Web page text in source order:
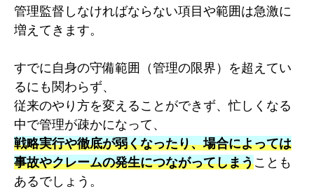
管理監督しなければならない項目や範囲は急激に
増えてきます。
すでに自身の守備範囲（管理の限界）を超えてい
るにも関わらず、
従来のやり方を変えることができず、忙しくなる
中で管理が疎かになって、
戦略実行や徹底が弱くなったり、場合によっては
事故やクレームの発生につながってしまうことも
あるでしょう。